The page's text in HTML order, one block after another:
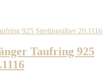
Taufring 925